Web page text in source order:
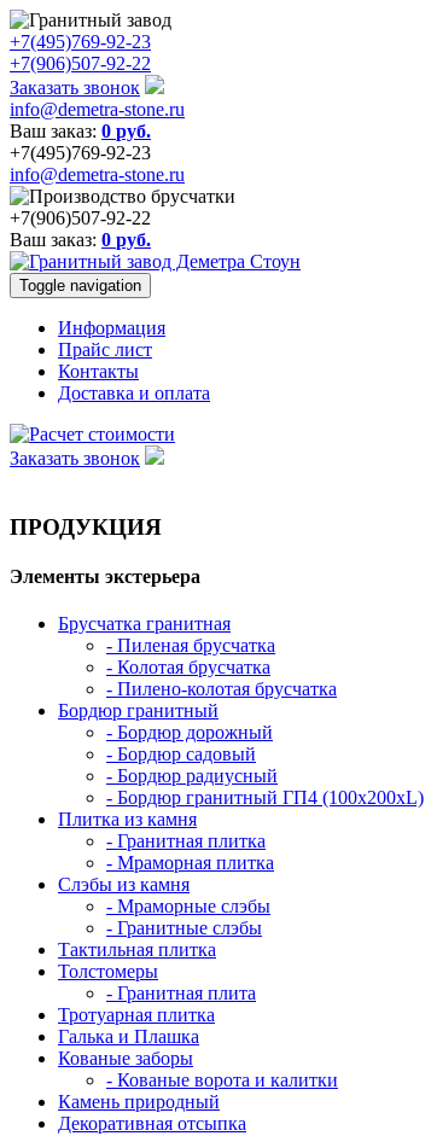
+7(495)769-92-23
+7(906)507-92-22
Заказать звонок
info@demetra-stone.ru
Ваш заказ: 0 руб.
+7(495)769-92-23
info@demetra-stone.ru
+7(906)507-92-22
Ваш заказ: 0 руб.
Toggle navigation
Информация
Прайс лист
Контакты
Доставка и оплата
Заказать звонок
ПРОДУКЦИЯ
Элементы экстерьера
Брусчатка гранитная
- Пиленая брусчатка
- Колотая брусчатка
- Пилено-колотая брусчатка
Бордюр гранитный
- Бордюр дорожный
- Бордюр садовый
- Бордюр радиусный
- Бордюр гранитный ГП4 (100х200хL)
Плитка из камня
- Гранитная плитка
- Мраморная плитка
Слэбы из камня
- Мраморные слэбы
- Гранитные слэбы
Тактильная плитка
Толстомеры
- Гранитная плита
Тротуарная плитка
Галька и Плашка
Кованые заборы
- Кованые ворота и калитки
Камень природный
Декоративная отсыпка